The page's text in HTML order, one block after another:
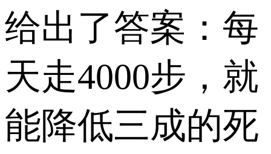
给出了答案：每
天走4000步，就
能降低三成的死